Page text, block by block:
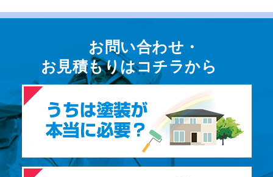
お問い合わせ・
お⾒積もりはコチラから